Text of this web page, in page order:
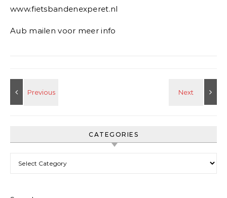
www.fietsbandenexperet.nl
Aub mailen voor meer info
CATEGORIES